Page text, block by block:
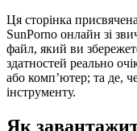
Ця сторінка
SunPorno онлайн зі
файл, який ви
здатностей реально
або комп’ютер; та де,
інструменту.
Як